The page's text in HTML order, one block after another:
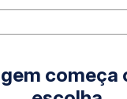
começa